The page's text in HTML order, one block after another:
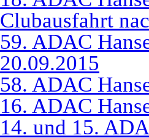
Clubausfahrt
59. ADAC
20.09.2015
58. ADAC
16. ADAC
14. und 15.